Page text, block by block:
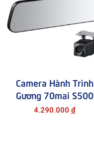
Camera Hành Trình
Gương 70mai S500
4.290.000 đ